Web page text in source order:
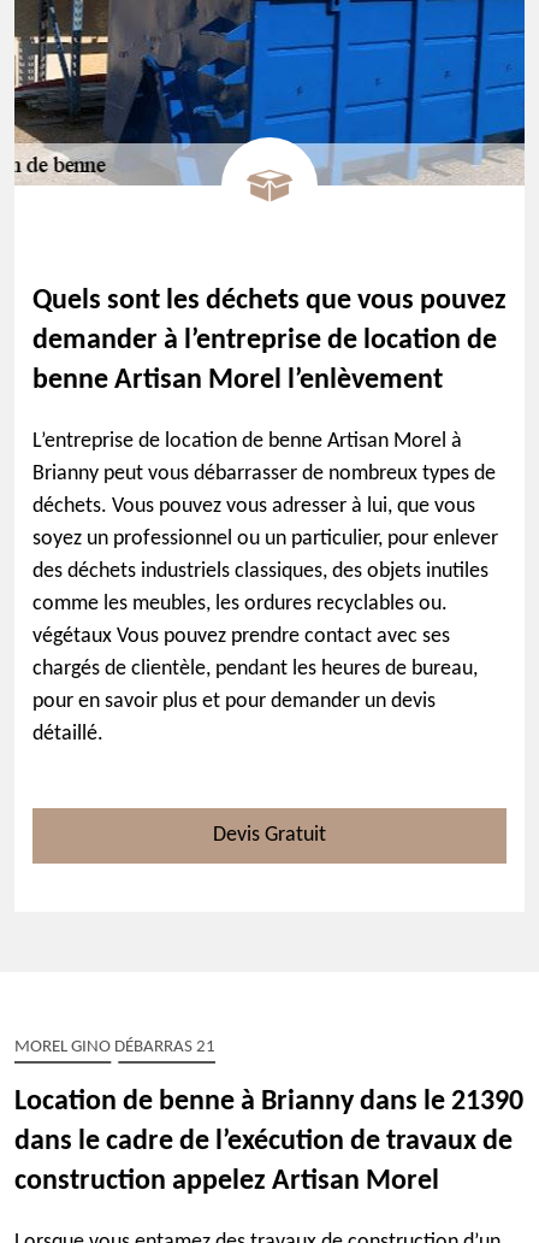
Quels sont les déchets que vous pouvez
demander à l’entreprise de location de
benne Artisan Morel l’enlèvement
L’entreprise de location de benne Artisan Morel à
Brianny peut vous débarrasser de nombreux types de
déchets. Vous pouvez vous adresser à lui, que vous
soyez un professionnel ou un particulier, pour enlever
des déchets industriels classiques, des objets inutiles
comme les meubles, les ordures recyclables ou.
végétaux Vous pouvez prendre contact avec ses
chargés de clientèle, pendant les heures de bureau,
pour en savoir plus et pour demander un devis
détaillé.
Devis Gratuit
MOREL GINO DÉBARRAS 21
Location de benne à Brianny dans le 21390
dans le cadre de l’exécution de travaux de
construction appelez Artisan Morel